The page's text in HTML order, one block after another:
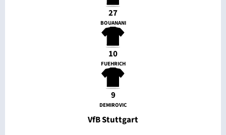
27
BOUANANI
10
FUEHRICH
9
DEMIROVIC
VfB Stuttgart